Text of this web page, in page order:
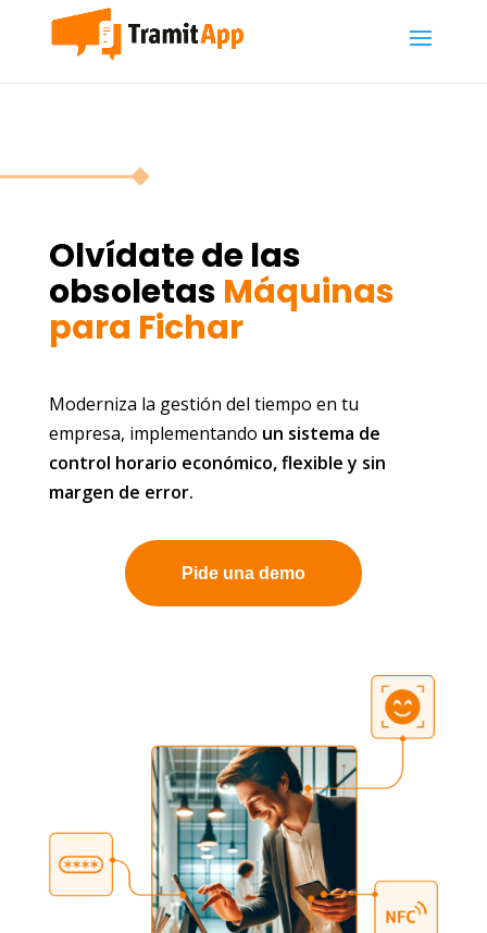
Olvídate de las
obsoletas Máquinas
para Fichar
Moderniza la gestión del tiempo en tu
empresa, implementando un sistema de
control horario económico, flexible y sin
margen de error.
Pide una demo